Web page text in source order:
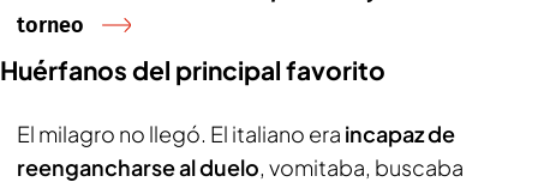
torneo
Huérfanos del principal favorito
El milagro no llegó. El italiano era incapaz de
reengancharse al duelo, vomitaba, buscaba